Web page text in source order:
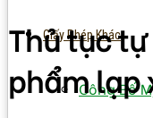
Giấy Phép Khác
Công Bố
Thủ tục
phẩm lạp